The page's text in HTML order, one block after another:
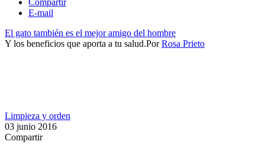
E-mail
El gato también es el mejor amigo del hombre
Y los beneficios que aporta a tu salud.​PorRosa Prieto
Limpieza y orden
03 junio 2016
Compartir